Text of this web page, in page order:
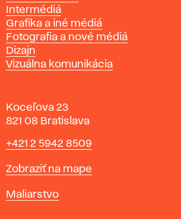
Intermédiá
Grafika a iné médiá
Fotografia a nové médiá
Dizajn
Vizuálna komunikácia
Koceľova 23
821 08 Bratislava
Telefón
+421 2 5942 8509
Mapa
Zobraziť na mape
Katedry
Maliarstvo